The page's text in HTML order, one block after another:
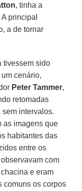
, tinha a
principal
a de tornar
tivessem sido
cenário,
Peter Tammer,
retomadas
intervalos.
as imagens que
habitantes das
entre os
com
e eram
comuns os corpos